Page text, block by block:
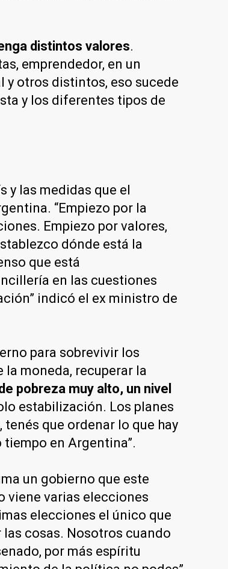
distintos valores.
emprendedor, en un
y otros distintos, eso sucede
y los diferentes tipos de
y las medidas que el
“Empiezo por la
Empiezo por valores,
dónde está la
que está
en las cuestiones
indicó el ex ministro de
para sobrevivir los
moneda, recuperar la
pobreza muy alto, un nivel
estabilización. Los planes
que ordenar lo que hay
en Argentina”.
un gobierno que este
viene varias elecciones
elecciones el único que
las cosas. Nosotros cuando
por más espíritu